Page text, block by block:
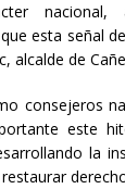
nacional,
esta señal
alcalde de
consejeros
este
la